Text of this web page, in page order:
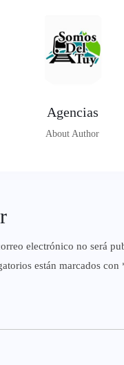
Agencias
About Author
electrónico no será
están marcados con